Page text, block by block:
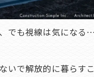
でも視線は気になる
いで解放的に暮らす